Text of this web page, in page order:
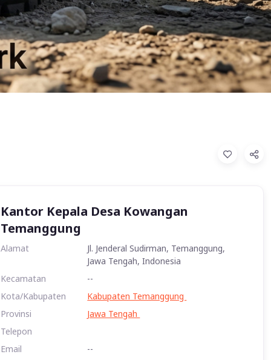
Kantor Kepala Desa Kowangan
Temanggung
Alamat
Jl. Jenderal Sudirman, Temanggung,
Jawa Tengah, Indonesia
Kecamatan
--
Kota/Kabupaten
Kabupaten Temanggung
Provinsi
Jawa Tengah
Telepon
Email
--